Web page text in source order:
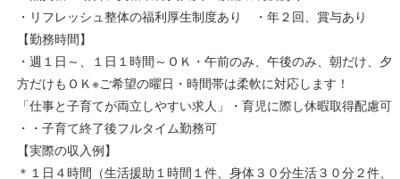
・リフレッシュ整体の福利厚生制度あり ・年２回、賞与あり
【勤務時間】
・週１日～、１日１時間～ＯＫ・午前のみ、午後のみ、朝だけ、夕
方だけもＯＫ※ご希望の曜日・時間帯は柔軟に対応します！
「仕事と子育てが両立しやすい求人」・育児に際し休暇取得配慮可
・・子育て終了後フルタイム勤務可
【実際の収入例】
＊１日４時間（生活援助１時間１件、身体３０分生活３０分２件、